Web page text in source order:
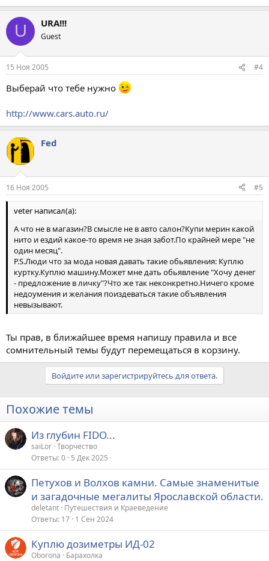
U URA!!!
Guest
15 Ноя 2005 #4
Выберай что тебе нужно
http://www.cars.auto.ru/
Fed
16 Ноя 2005 #5
veter написал(а):
А что не в магазин?В смысле не в авто салон?Купи мерин какой
нито и ездий какое-то время не зная забот.По крайней мере "не
один месяц".
P.S.Люди что за мода новая давать такие обьявления: Куплю
куртку.Куплю машину.Может мне дать обьявление "Хочу денег
- предложение в личку"?Что же так неконкретно.Ничего кроме
недоумения и желания поиздеваться такие объявления
невызывают.
Ты прав, в ближайшее время напишу правила и все
сомнительный темы будут перемещаться в корзину.
Войдите или зарегистрируйтесь для ответа.
Похожие темы
Из глубин FIDO...
saiLor Творчество
Ответы 0 5 Дек 2025
Петухов и Волхов камни. Самые знаменитые
и загадочные мегалиты Ярославской области.
deletant Путешествия и Краеведение
Ответы 17 1 Сен 2024
Куплю дозиметры ИД-02
Oborona Барахолка